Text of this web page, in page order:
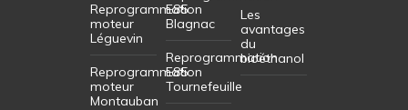
Reprogrammation
moteur
Léguevin
Reprogrammation
moteur
Montauban
E85
Blagnac
Reprogrammation
E85
Tournefeuille
Les
avantages
du
bioéthanol